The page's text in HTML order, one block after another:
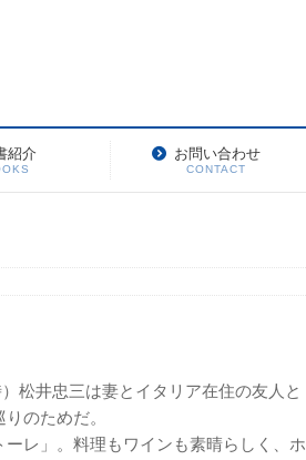
紹介 お問い合わせ
CONTACT
松井忠三は妻とイタリア在住の友人と
のためだ。
レ」。料理もワインも素晴らしく、ホ